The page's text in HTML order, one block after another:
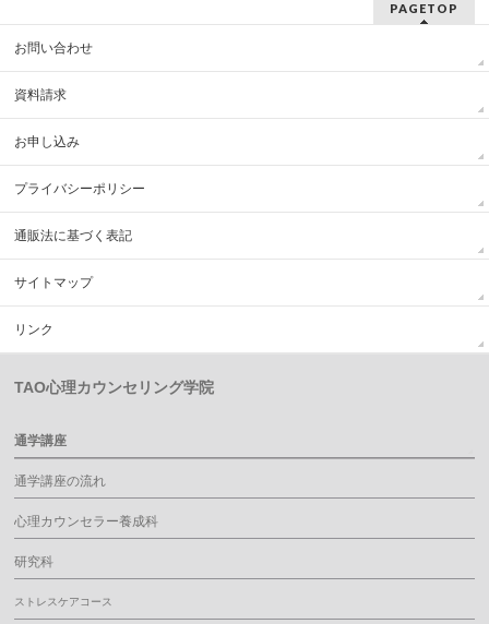
PAGETOP
お問い合わせ
資料請求
お申し込み
プライバシーポリシー
通販法に基づく表記
サイトマップ
リンク
TAO心理カウンセリング学院
通学講座
通学講座の流れ
心理カウンセラー養成科
研究科
ストレスケアコース